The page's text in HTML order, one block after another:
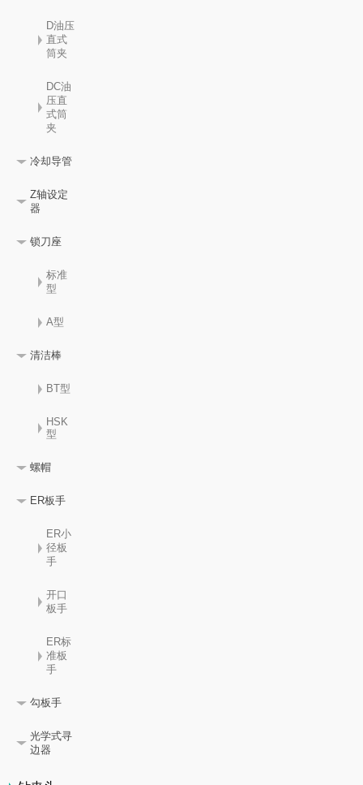
D油压
直式
筒夹
DC油
压直
式筒
夹
冷却导管
Z轴设定
器
锁刀座
标准
型
A型
清洁棒
BT型
HSK
型
螺帽
ER板手
ER小
径板
手
开口
板手
ER标
准板
手
勾板手
光学式寻
边器